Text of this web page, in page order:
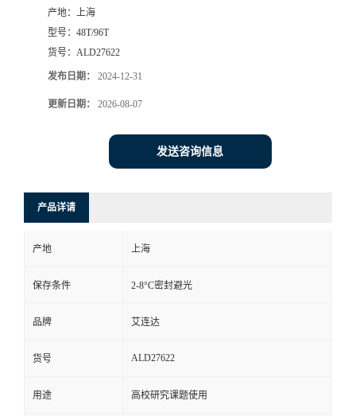
产地： 上海
型号： 48T/96T
货号： ALD27622
发布日期： 2024-12-31
更新日期： 2026-08-07
发送咨询信息
产品详请
产地 上海
保存条件 2-8°C密封避光
品牌 艾连达
货号 ALD27622
用途 高校研究课题使用